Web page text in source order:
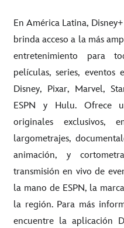
En América Latina,
brinda acceso a la más
entretenimiento para
películas, series,
Disney, Pixar, Marvel,
ESPN y Hulu. Ofrece
originales
largometrajes,
animación, y
transmisión en vivo de
la mano de ESPN, la
la región. Para más
encuentre la aplicación